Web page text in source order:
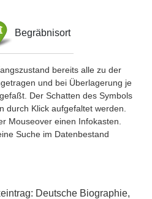
Begräbnisort
bereits alle zu der
und bei Überlagerung je
Der Schatten des Symbols
durch Klick aufgefaltet werden.
Mouseover einen Infokasten.
Suche im Datenbestand
Deutsche Biographie,